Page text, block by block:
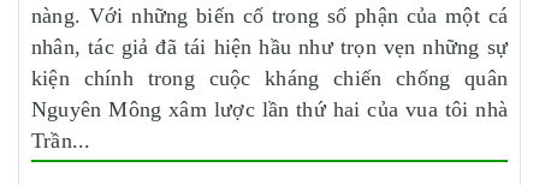
nàng. Với những biến cố trong số phận của một cá
nhân, tác giả đã tái hiện hầu như trọn vẹn những sự
kiện chính trong cuộc kháng chiến chống quân
Nguyên Mông xâm lược lần thứ hai của vua tôi nhà
Trần...